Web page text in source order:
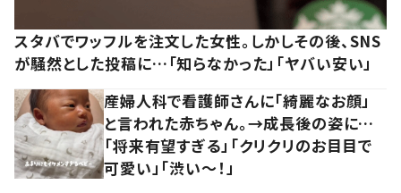
スタバでワッフルを注文した女性。しかしその後、SNS
が騒然とした投稿に…「知らなかった」「ヤバい安い」
産婦人科で看護師さんに「綺麗なお顔」
と言われた赤ちゃん。→成長後の姿に…
「将来有望すぎる」「クリクリのお目目で
可愛い」「渋い～！」